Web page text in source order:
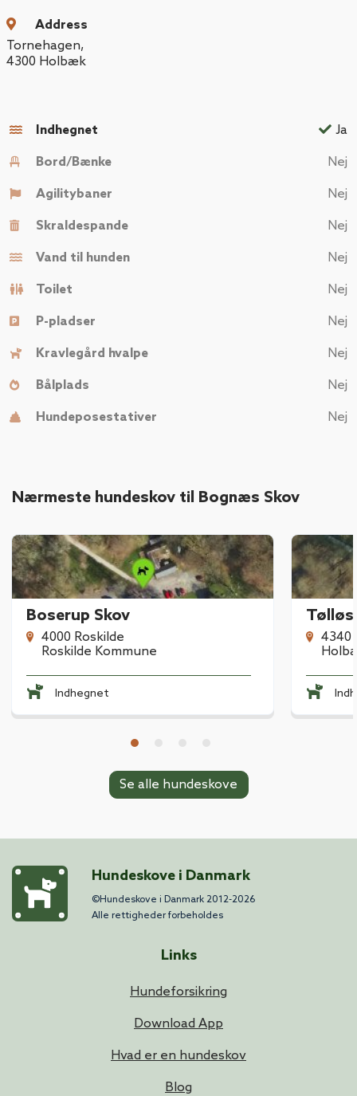
Address
Tornehagen,
4300 Holbæk
Indhegnet Ja
Bord/Bænke Nej
Agilitybaner Nej
Skraldespande Nej
Vand til hunden Nej
Toilet Nej
P-pladser Nej
Kravlegård hvalpe Nej
Bålplads Nej
Hundeposestativer Nej
Nærmeste hundeskov til Bognæs Skov
Boserup Skov
4000 Roskilde
Roskilde Kommune
Indhegnet
4340
Se alle hundeskove
Hundeskove i Danmark
©Hundeskove i Danmark 2012-2026
Alle rettigheder forbeholdes
Links
Hundeforsikring
Download App
Hvad er en hundeskov
Blog